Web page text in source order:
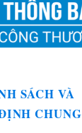
SÁCH VÀ
CHUNG